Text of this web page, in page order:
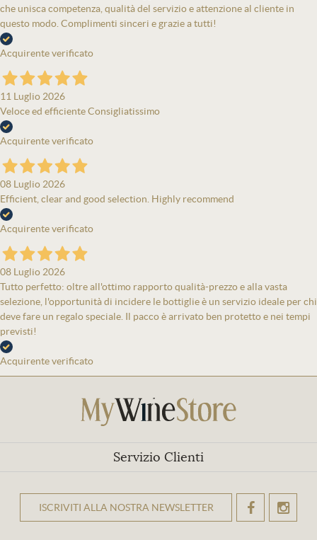
che unisca competenza, qualità del servizio e attenzione al cliente in
questo modo. Complimenti sinceri e grazie a tutti!
Acquirente verificato
11 Luglio 2026
Veloce ed efficiente Consigliatissimo
Acquirente verificato
08 Luglio 2026
Efficient, clear and good selection. Highly recommend
Acquirente verificato
08 Luglio 2026
Tutto perfetto: oltre all'ottimo rapporto qualità-prezzo e alla vasta
selezione, l'opportunità di incidere le bottiglie è un servizio ideale per chi
deve fare un regalo speciale. Il pacco è arrivato ben protetto e nei tempi
previsti!
Acquirente verificato
Servizio Clienti
ISCRIVITI ALLA NOSTRA NEWSLETTEROK